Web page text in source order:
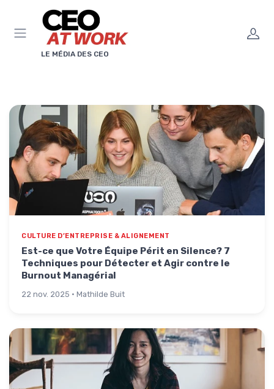
LE MÉDIA DES CEO
CULTURE D’ENTREPRISE & ALIGNEMENT
Est-ce que Votre Équipe Périt en Silence? 7
Techniques pour Détecter et Agir contre le
Burnout Managérial
22 nov. 2025 · Mathilde Buit
Panneau de gestion des cookies